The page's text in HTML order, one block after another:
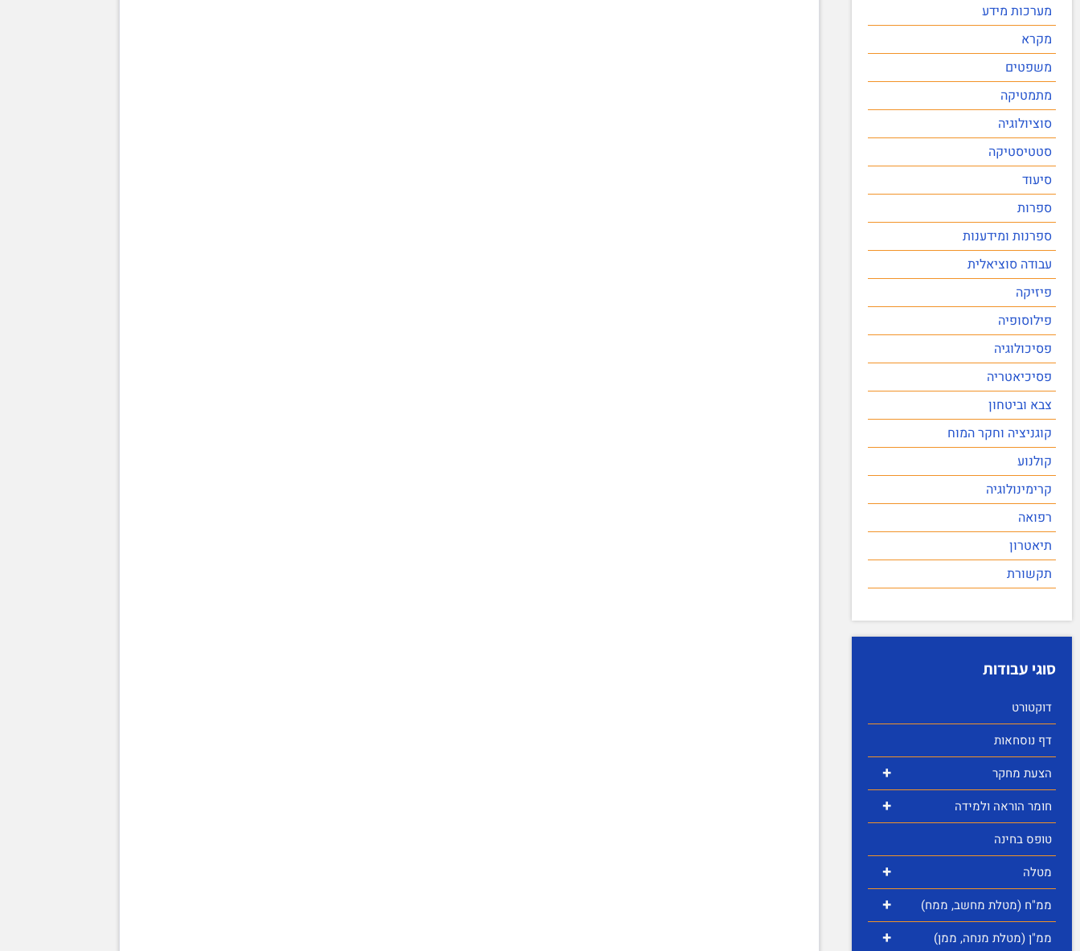
מערכות מידע
מקרא
משפטים
מתמטיקה
סוציולוגיה
סטטיסטיקה
סיעוד
ספרות
ספרנות ומידענות
עבודה סוציאלית
פיזיקה
פילוסופיה
פסיכולוגיה
פסיכיאטריה
צבא וביטחון
קוגניציה וחקר המוח
קולנוע
קרימינולוגיה
רפואה
תיאטרון
תקשורת
סוגי עבודות
דוקטורט
דף נוסחאות
+ הצעת מחקר
+
חומר הוראה ולמידה
טופס בחינה
+ מטלה
+ ממ"ח (מטלת מחשב, ממח)
+
ממ"ן (מטלת מנחה, ממן)